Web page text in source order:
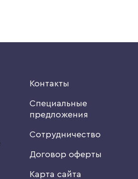
Контакты
Специальные
предложения
Сотрудничество
Договор оферты
Карта сайта